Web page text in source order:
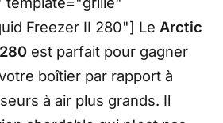
Freezer II 280"] Le Arctic
est parfait pour gagner
boîtier par rapport à
à air plus grands. Il